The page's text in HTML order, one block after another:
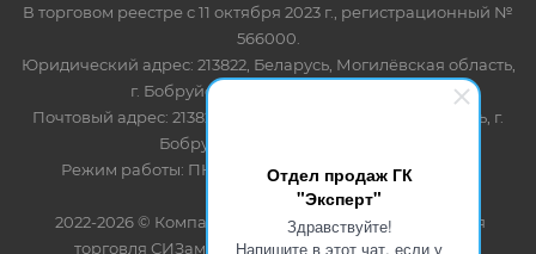
Отдел продаж ГК
"Эксперт"
Здравствуйте!
Напишите в этот чат, если у
В торговом реестре с 11 октября 2023 г., регистрационный №
566000.
Юридический адрес: 213822, Беларусь, Могилёвская область,
г. Бобруйск, ул. Лынькова 85 пом 7
Почтовый адрес: 213822, Беларусь, Могилёвская область, г.
Бобруйск, ул. Лынькова, 85
Режим работы: ПН-ПТ 8.30-17.00, СБ-ВС - выходной
2022-2026 © Компания "Эксперт" - оптово-розничная
торговля СИЗами и одноразовыми расходными